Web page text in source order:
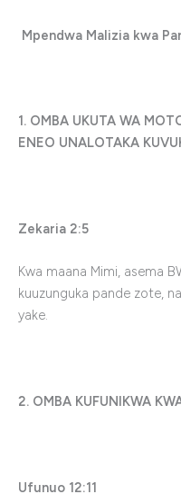
Mpendwa Malizia kwa
1. OMBA UKUTA WA
ENEO UNALOTAKA
Zekaria 2:5
Kwa maana Mimi, asema
kuuzunguka pande zote,
yake.
2. OMBA KUFUNIKWA
Ufunuo 12:11